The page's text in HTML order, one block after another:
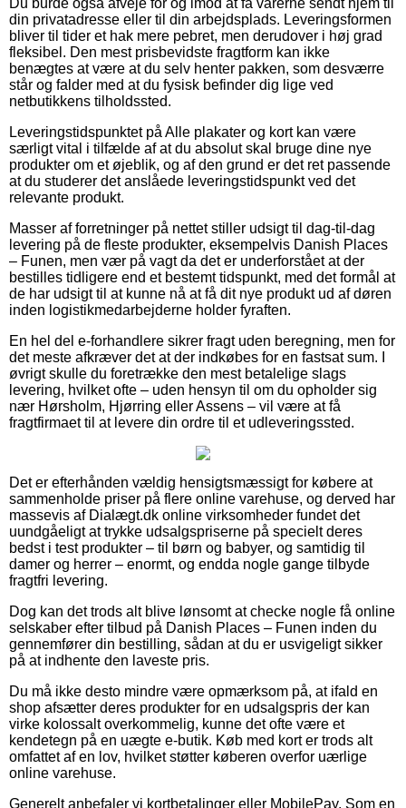
din privatadresse eller til din arbejdsplads. Leveringsformen
bliver til tider et hak mere pebret, men derudover i høj grad
fleksibel. Den mest prisbevidste fragtform kan ikke
benægtes at være at du selv henter pakken, som desværre
står og falder med at du fysisk befinder dig lige ved
netbutikkens tilholdssted.
Leveringstidspunktet på Alle plakater og kort kan være
særligt vital i tilfælde af at du absolut skal bruge dine nye
produkter om et øjeblik, og af den grund er det ret passende
at du studerer det anslåede leveringstidspunkt ved det
relevante produkt.
Masser af forretninger på nettet stiller udsigt til dag-til-dag
levering på de fleste produkter, eksempelvis Danish Places
– Funen, men vær på vagt da det er underforstået at der
bestilles tidligere end et bestemt tidspunkt, med det formål at
de har udsigt til at kunne nå at få dit nye produkt ud af døren
inden logistikmedarbejderne holder fyraften.
En hel del e-forhandlere sikrer fragt uden beregning, men for
det meste afkræver det at der indkøbes for en fastsat sum. I
øvrigt skulle du foretrække den mest betalelige slags
levering, hvilket ofte – uden hensyn til om du opholder sig
nær Hørsholm, Hjørring eller Assens – vil være at få
fragtfirmaet til at levere din ordre til et udleveringssted.
Det er efterhånden vældig hensigtsmæssigt for købere at
sammenholde priser på flere online varehuse, og derved har
massevis af Dialægt.dk online virksomheder fundet det
uundgåeligt at trykke udsalgspriserne på specielt deres
bedst i test produkter – til børn og babyer, og samtidig til
damer og herrer – enormt, og endda nogle gange tilbyde
fragtfri levering.
Dog kan det trods alt blive lønsomt at checke nogle få online
selskaber efter tilbud på Danish Places – Funen inden du
gennemfører din bestilling, sådan at du er usvigeligt sikker
på at indhente den laveste pris.
Du må ikke desto mindre være opmærksom på, at ifald en
shop afsætter deres produkter for en udsalgspris der kan
virke kolossalt overkommelig, kunne det ofte være et
kendetegn på en uægte e-butik. Køb med kort er trods alt
omfattet af en lov, hvilket støtter køberen overfor uærlige
online varehuse.
Generelt anbefaler vi kortbetalinger eller MobilePay. Som en